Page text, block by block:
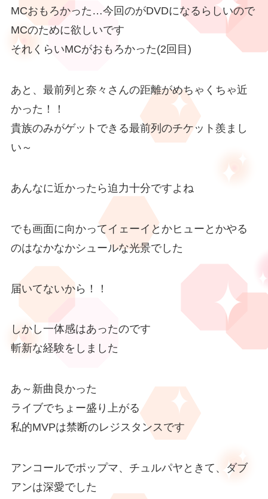
MCおもろかった…今回のがDVDになるらしいので
MCのために欲しいです
それくらいMCがおもろかった(2回目)
あと、最前列と奈々さんの距離がめちゃくちゃ近
かった！！
貴族のみがゲットできる最前列のチケット羨まし
い～
あんなに近かったら迫力十分ですよね
でも画面に向かってイェーイとかヒューとかやる
のはなかなかシュールな光景でした
届いてないから！！
しかし一体感はあったのです
斬新な経験をしました
あ～新曲良かった
ライブでちょー盛り上がる
私的MVPは禁断のレジスタンスです
アンコールでポップマ、チュルパヤときて、ダブ
アンは深愛でした